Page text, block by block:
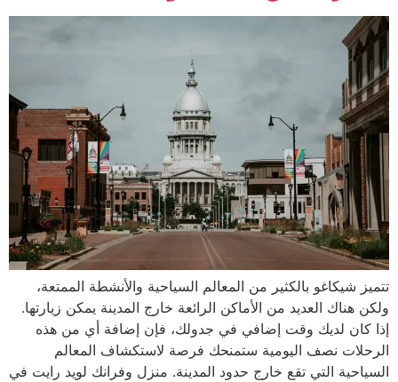
تتميز شيكاغو بالكثير من المعالم السياحية والأنشطة الممتعة،
ولكن هناك العديد من الأماكن الرائعة خارج المدينة يمكن زيارتها.
إذا كان لديك وقت إضافي في جدولك، فإن إضافة أي من هذه
الرحلات نصف اليومية ستمنحك فرصة لاستكشاف المعالم
السياحية التي تقع خارج حدود المدينة. منزل وفرانك لويد رايت في